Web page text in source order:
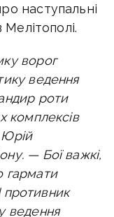
наступальні
Мелітополі.
ворог
ведення
роти
комплексів
Юрій
— Бої важкі,
гармати
противник
ведення